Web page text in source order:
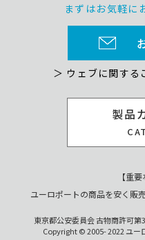
製品
まずはお気軽に
＞ ウェブに関する
【重
ユーロポートの商品を安く販
東京都公安委員会 古物商許可
Copyright © 2005- 2022 ユー